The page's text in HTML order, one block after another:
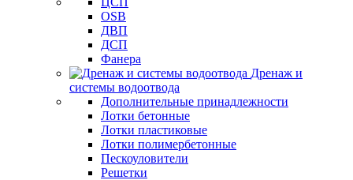
OSB
ДВП
ДСП
Фанера
Дренаж и
системы водоотвода
Дополнительные принадлежности
Лотки бетонные
Лотки пластиковые
Лотки полимербетонные
Пескоуловители
Решетки